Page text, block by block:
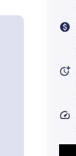
paid
more_time
speed